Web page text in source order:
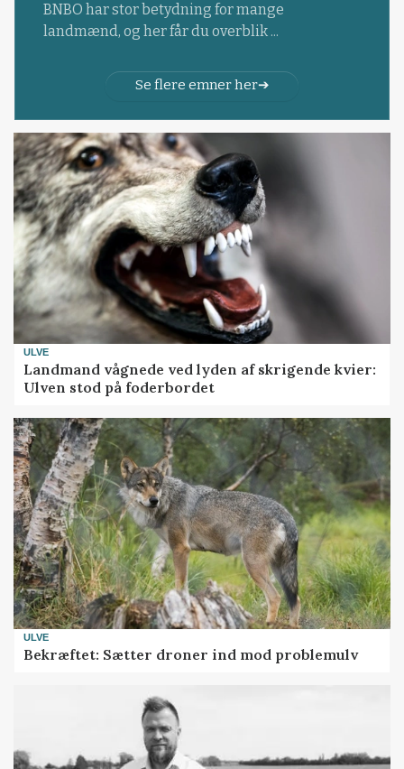
BNBO har stor betydning for mange
landmænd, og her får du overblik ...
Se flere emner her
ULVE
Landmand vågnede ved lyden af skrigende kvier:
Ulven stod på foderbordet
ULVE
Bekræftet: Sætter droner ind mod problemulv